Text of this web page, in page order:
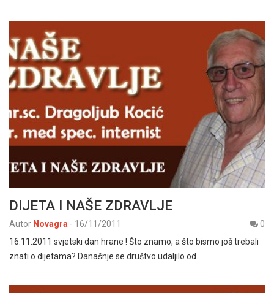
DIJETA I NAŠE ZDRAVLJE
Autor Novagra - 16/11/2011
0
16.11.2011 svjetski dan hrane ! Što znamo, a što bismo još trebali
znati o dijetama? Današnje se društvo udaljilo od…